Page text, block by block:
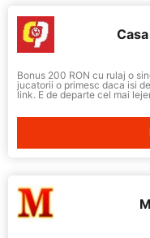
Bonus 200 RON cu rulaj o
jucatorii o primesc daca isi
link. E de departe cel mai